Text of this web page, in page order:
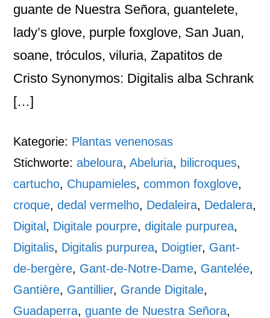
guante de Nuestra Señora, guantelete,
lady’s glove, purple foxglove, San Juan,
soane, tróculos, viluria, Zapatitos de
Cristo Synonymos: Digitalis alba Schrank
[…]
Kategorie: Plantas venenosas
Stichworte:abeloura,Abeluria, bilicroques,
cartucho, Chupamieles,common foxglove,
croque,dedal vermelho, Dedaleira, Dedalera,
Digital , Digitale pourpre,digitale purpurea,
Digitalis, Digitalis purpurea, Doigtier, Gant-
de-bergère, Gant-de-Notre-Dame, Gantelée,
Gantière, Gantillier, Grande Digitale,
Guadaperra,guante de Nuestra Señora,